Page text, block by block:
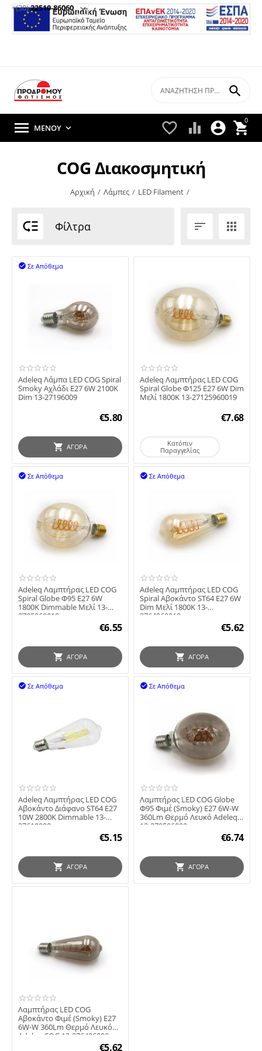
+(30)22510-86060 
0


 

 ΜΕΝΟΎ 
COG Διακοσμητική
Αρχική / Λάμπες / LED Filament /
 Φίλτρα  
Σε Απόθεμα

Adeleq Λάμπα LED COG Spiral
Smoky Αχλάδι Ε27 6W 2100K
Dim 13-27196009
€5.80
ΑΓΟΡΆ
Adeleq Λαμπτήρας LED COG
Spiral Globe Φ125 Ε27 6W Dim
Μελί 1800Κ 13-27125960019
€7.68
Κατόπιν
Παραγγελίας
Σε Απόθεμα

Adeleq Λαμπτήρας LED COG
Spiral Globe Φ95 Ε27 6W
1800Κ Dimmable Μελί 13-
2795960019
€6.55
ΑΓΟΡΆ
Σε Απόθεμα

Adeleq Λαμπτήρας LED COG
Spiral Αβοκάντο ST64 Ε27 6W
Dim Μελί 1800Κ 13-
2764960019
€5.62
ΑΓΟΡΆ
Σε Απόθεμα

Adeleq Λαμπτήρας LED COG
Αβοκάντο Διάφανο ST64 Ε27
10W 2800K Dimmable 13-
27610009
€5.15
ΑΓΟΡΆ
Σε Απόθεμα

Λαμπτήρας LED COG Globe
Φ95 Φιμέ (Smoky) E27 6W-W
360Lm Θερμό Λευκό Adeleq
13-279596009
€6.74
ΑΓΟΡΆ
Λαμπτήρας LED COG
Αβοκάντο Φιμέ (Smoky) E27
6W-W 360Lm Θερμό Λευκό
Adeleq COG 13-276496009
€5.62